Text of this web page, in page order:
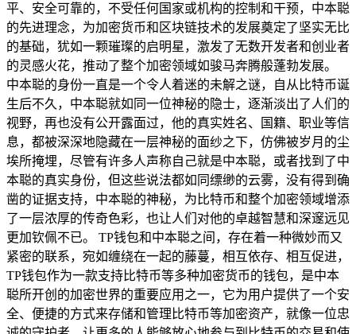
平、安全可靠的，不受任何国家或机构的控制和干预，中本聪
的先进理念，为加密货币和区块链技术的发展奠定了坚实无比
的基础，犹如一颗璀璨的启明星，激发了无数开发者和创业者
的灵感火花，推动了整个加密领域如骏马奔腾般蓬勃发展。
中本聪的身份一直是一个令人着迷的未解之谜，自从比特币诞
生后不久，中本聪就如同一位神秘的隐士，逐渐淡出了人们的
视野，再也没有公开露面过，他的真实姓名、国籍、职业等信
息，都被深深地隐藏在一层神秘的面纱之下，仿佛被岁月的尘
埃所掩埋，尽管有许多人声称自己就是中本聪，或者找到了中
本聪的真实身份，但这些说法都如同缥缈的云雾，没有得到确
凿的证据支持，中本聪的神秘，为比特币和整个加密领域增添
了一层浓厚的传奇色彩，也让人们对他的卓越智慧和深邃远见
更加钦佩不已。 TP钱包和中本聪之间，存在着一种微妙而又
紧密的联系，宛如缠绕在一起的藤蔓，相互依存、相互促进，
TP钱包作为一款支持比特币等多种加密货币的钱包，是中本
聪所开创的加密世界的重要应用之一，它为用户提供了一个安
全、便捷的方式来存储和管理比特币等加密资产，就像一位忠